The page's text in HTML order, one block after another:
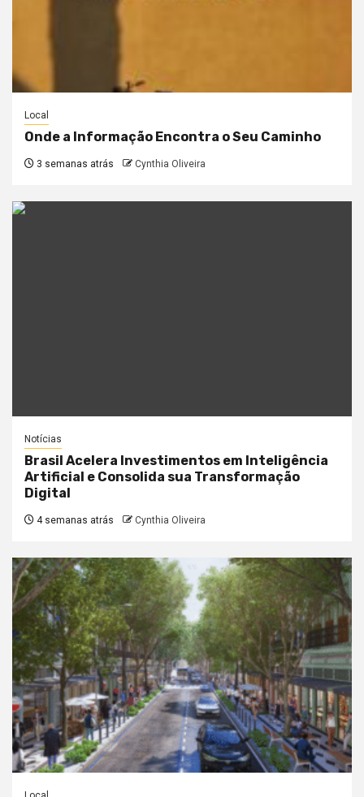
Local
Onde a Informação Encontra o Seu Caminho
3 semanas atrás Cynthia Oliveira
Notícias
Brasil Acelera Investimentos em Inteligência
Artificial e Consolida sua Transformação
Digital
4 semanas atrás Cynthia Oliveira